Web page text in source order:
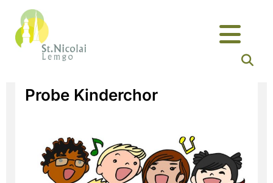
Probe Kinderchor